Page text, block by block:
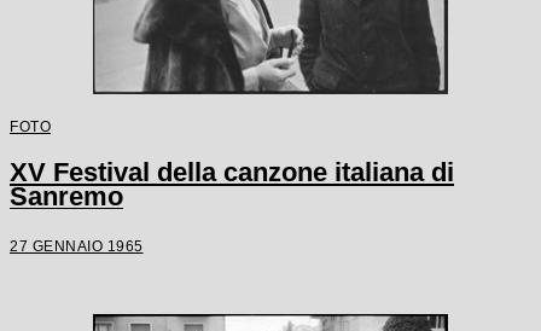
FOTO
XV Festival della canzone italiana di
Sanremo
27 GENNAIO 1965